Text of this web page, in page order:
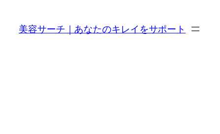
美容サーチ｜あなたのキレイをサポート